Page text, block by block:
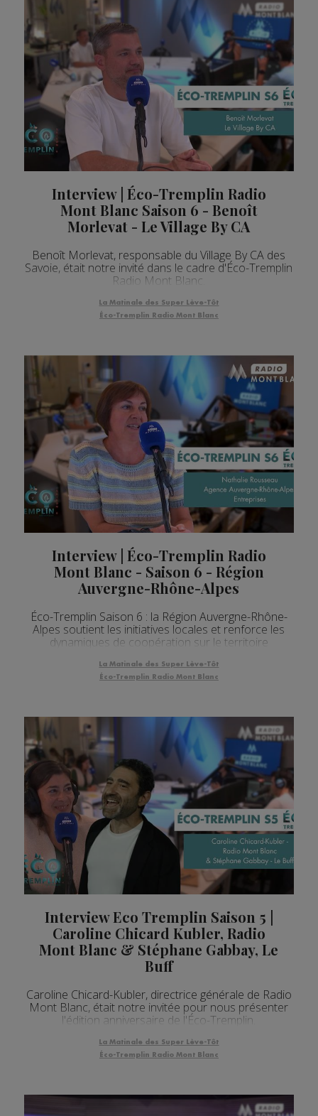
Interview | Éco-Tremplin Radio
Mont Blanc Saison 6 - Benoît
Morlevat - Le Village By CA
Benoît Morlevat, responsable du Village By CA des
Savoie, était notre invité dans le cadre d'Éco-Tremplin
Radio Mont Blanc.
La Matinale des Super Lève-Tôt
Éco-Tremplin Radio Mont Blanc
Interview | Éco-Tremplin Radio
Mont Blanc - Saison 6 - Région
Auvergne-Rhône-Alpes
Éco-Tremplin Saison 6 : la Région Auvergne-Rhône-
Alpes soutient les initiatives locales et renforce les
dynamiques de coopération sur le territoire
La Matinale des Super Lève-Tôt
Éco-Tremplin Radio Mont Blanc
Interview Eco Tremplin Saison 5 |
Caroline Chicard Kubler, Radio
Mont Blanc & Stéphane Gabbay, Le
Buff
Caroline Chicard-Kubler, directrice générale de Radio
Mont Blanc, était notre invitée pour nous présenter
l'édition anniversaire de l'Éco-Tremplin.
La Matinale des Super Lève-Tôt
Éco-Tremplin Radio Mont Blanc